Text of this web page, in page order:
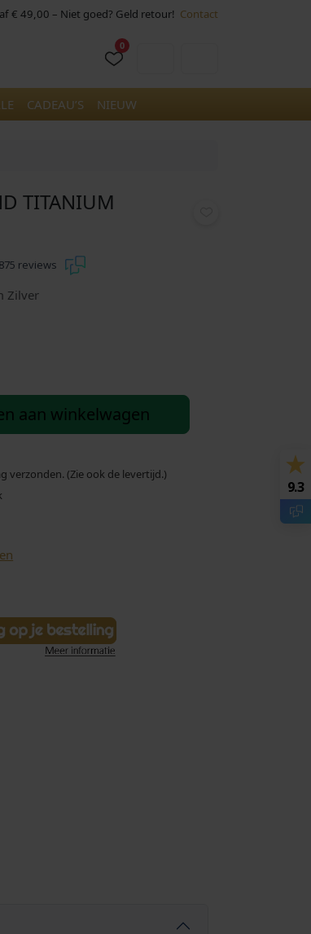
€ 49,00 – Niet goed? Geld retour! Contact
0
CADEAU’S NIEUW
TITANIUM
reviews
Zilver
aan winkelwagen
verzonden. (Zie ook de levertijd.)
9.3